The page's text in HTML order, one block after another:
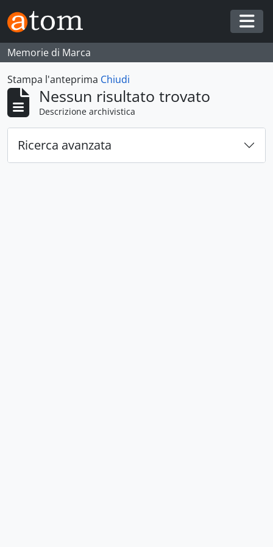
Skip to main content
Memorie di Marca
Stampa l'anteprima Chiudi
Nessun risultato trovato
Descrizione archivistica
Ricerca avanzata